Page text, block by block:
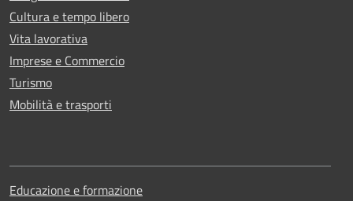
Cultura e tempo libero
Vita lavorativa
Imprese e Commercio
Turismo
Mobilità e trasporti
Educazione e formazione